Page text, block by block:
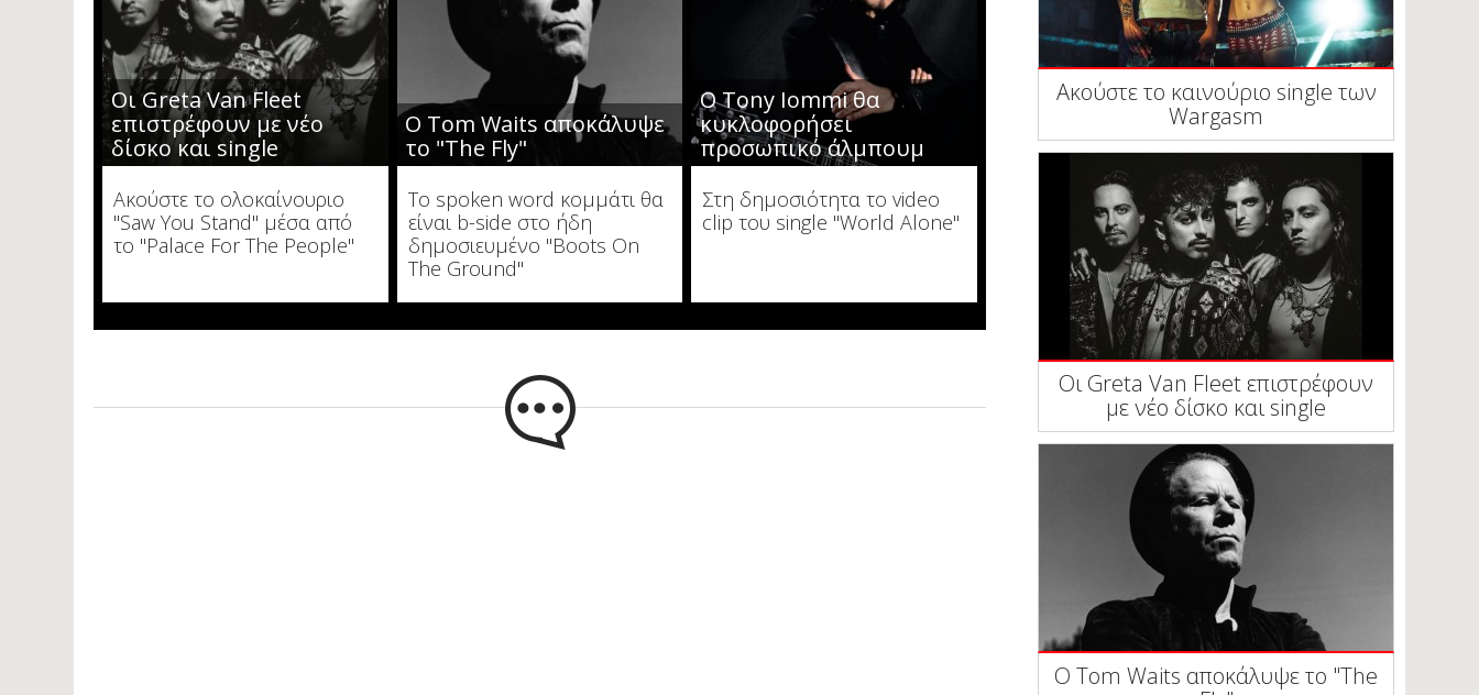
Οι Greta Van Fleet
επιστρέφουν με νέο
δίσκο και single
Ακούστε το ολοκαίνουριο
"Saw You Stand" μέσα από
το "Palace For The People"
Ο Tom Waits αποκάλυψε
το "The Fly"
To spoken word κομμάτι θα
είναι b-side στο ήδη
δημοσιευμένο "Boots On
The Ground"
Ο Tony Iommi θα
κυκλοφορήσει
προσωπικό άλμπουμ
Στη δημοσιότητα το video
clip του single "World Alone"
Ακούστε το καινούριο single των
Wargasm
Οι Greta Van Fleet επιστρέφουν
με νέο δίσκο και single
Ο Tom Waits αποκάλυψε το "The